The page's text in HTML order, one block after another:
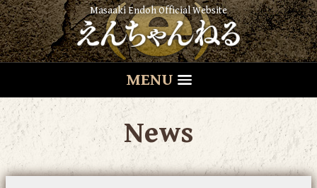
Masaaki Endoh Official Website
MENU
News